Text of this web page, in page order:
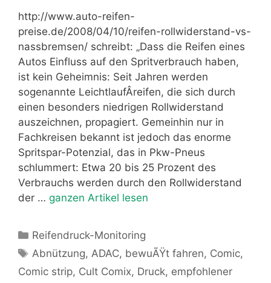
http://www.auto-reifen-
preise.de/2008/04/10/reifen-rollwiderstand-vs-
nassbremsen/ schreibt: „Dass die Reifen eines
Autos Einfluss auf den Spritverbrauch haben,
ist kein Geheimnis: Seit Jahren werden
sogenannte LeichtlaufÂ­reifen, die sich durch
einen besonders niedrigen Rollwiderstand
auszeichnen, propagiert. Gemeinhin nur in
Fachkreisen bekannt ist jedoch das enorme
Spritspar-Potenzial, das in Pkw-Pneus
schlummert: Etwa 20 bis 25 Prozent des
Verbrauchs werden durch den Rollwiderstand
der … ganzen Artikel lesen
Kategorien
Reifendruck-Monitoring
Schlagwörter
Abnützung,ADAC, bewuÃŸt fahren, Comic,
Comic strip, Cult Comix, Druck, empfohlener